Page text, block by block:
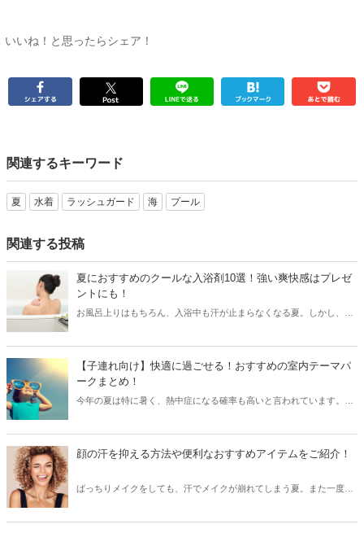
いいね！と思ったらシェア！
関連するキーワード
夏 水着 ラッシュガード 海 プール
関連する投稿
夏におすすめのクールな入浴剤10選！強い爽快感はプレゼ
ントにも！
お風呂上りはもちろん、入浴中も汗が止まらなくなる夏。しかし、最
【子連れ向け】快適に過ごせる！おすすめの室内テーマパ
ークまとめ！
今年の夏は特に暑く、熱中症になる確率も高いと言われています。そ
ご紹介します！
顔の汗を抑える方法や便利なおすすめアイテムをご紹介！
ばっちりメイクをしても、汗でメイクが崩れてしまう夏。また一度汗